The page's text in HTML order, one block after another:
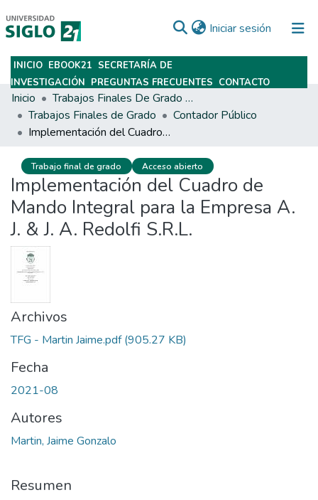
Iniciar sesión (current)
Subir
INICIO EBOOK21 SECRETARÍA DE
INVESTIGACIÓN PREGUNTAS FRECUENTES CONTACTO
Inicio
Trabajos Finales De Grado Y Posgrado
Trabajos Finales de Grado
Contador Público
Implementación del Cuadro de Mando Integral para la Empresa A. J. & J. A. Redolfi S.R.L.
Trabajo final de grado Acceso abierto
Implementación del Cuadro de
Mando Integral para la Empresa A.
J. & J. A. Redolfi S.R.L.
Archivos
TFG - Martin Jaime.pdf(905.27 KB)
Fecha
2021-08
Autores
Martin, Jaime Gonzalo
Resumen